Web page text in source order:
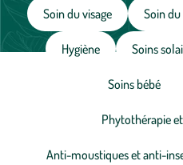
Soin du visage Soin
Hygiène Soins
Soins bébé
Phytothérapie
Anti-moustiques et anti-